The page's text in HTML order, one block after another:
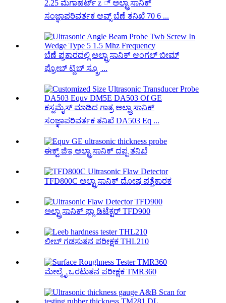
2.25 ಮೆಗಾಹರ್ಟ್ z ್ ಅಲ್ಟ್ರಾಸಾನಿಕ್
ಸಂಜ್ಞಾಪರಿವರ್ತಕ ಆವ್ಸ್ ಬೆಣೆ ತನಿಖೆ 70 6 ...
ಬೆಣೆ ಪ್ರಕಾರದಲ್ಲಿ ಅಲ್ಟ್ರಾಸಾನಿಕ್ ಆಂಗಲ್ ಬೀಮ್
ಪ್ರೋಬ್ ಟ್ವಿಬ್ ಸ್ಕ್ರೂ ...
ಕಸ್ಟಮೈಸ್ ಮಾಡಿದ ಗಾತ್ರ ಅಲ್ಟ್ರಾಸಾನಿಕ್
ಸಂಜ್ಞಾಪರಿವರ್ತಕ ತನಿಖೆ DA503 Eq ...
ಈಕ್ವ್ ಜಿಇ ಅಲ್ಟ್ರಾಸಾನಿಕ್ ದಪ್ಪ ತನಿಖೆ
TFD800C ಅಲ್ಟ್ರಾಸಾನಿಕ್ ದೋಷ ಪತ್ತೆಕಾರಕ
ಅಲ್ಟ್ರಾಸಾನಿಕ್ ಫ್ಲಾ ಡಿಟೆಕ್ಟರ್ TFD900
ಲೀಬ್ ಗಡಸುತನ ಪರೀಕ್ಷಕ THL210
ಮೇಲ್ಮೈ ಒರಟುತನ ಪರೀಕ್ಷಕ TMR360